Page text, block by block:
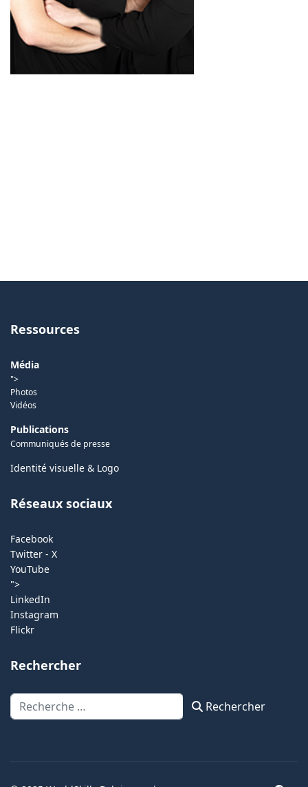
Ressources
Média
">
Photos
Vidéos
Publications
Communiqués de presse
Identité visuelle & Logo
Réseaux sociaux
Facebook
Twitter - X
YouTube
">
LinkedIn
Instagram
Flickr
Rechercher
Rechercher Rechercher